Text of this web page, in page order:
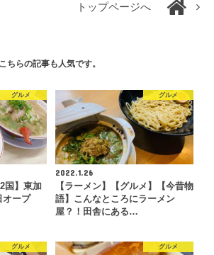
トップページへ
こちらの記事も人気です。
グルメ
国】東加
オープ
グルメ
2022.1.26
【ラーメン】【グルメ】【今昔物
語】こんなところにラーメン
屋？！田舎にある…
グルメ グルメ